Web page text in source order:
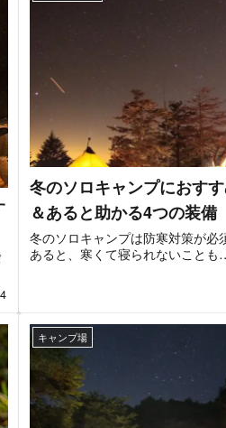
冬のソロキャンプにおす
＆あると助かる4つの装備
冬のソロキャンプは防寒対策が必
あると、寒くて寝られないこと
キャンプ場